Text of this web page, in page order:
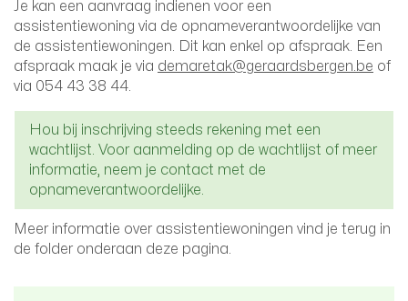
Je kan een aanvraag indienen voor een
assistentiewoning via de opnameverantwoordelijke van
de assistentiewoningen. Dit kan enkel op afspraak. Een
afspraak maak je via demaretak@geraardsbergen.be of
via 054 43 38 44.
Hou bij inschrijving steeds rekening met een
wachtlijst. Voor aanmelding op de wachtlijst of meer
informatie, neem je contact met de
opnameverantwoordelijke.
Meer informatie over assistentiewoningen vind je terug in
de folder onderaan deze pagina.